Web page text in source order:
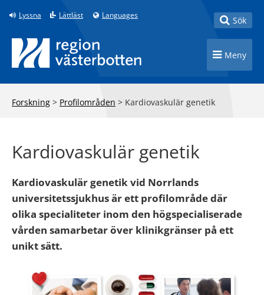
Till innehåll på sidan
Lyssna Lättläst Languages Toggle
Sök
Toggle
Meny
Forskning > Profilområden > Kardiovaskulär genetik
Kardiovaskulär genetik
Kardiovaskulär genetik vid Norrlands
universitetssjukhus är ett profilområde där
olika specialiteter inom den högspecialiserade
vården samarbetar över klinikgränser på ett
unikt sätt.